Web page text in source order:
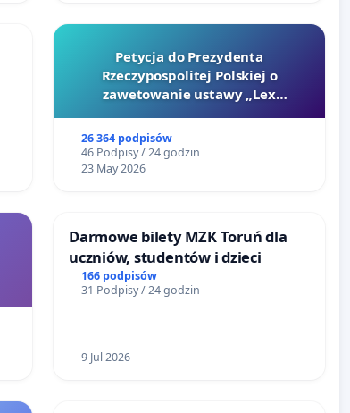
Petycja do Prezydenta
Rzeczypospolitej Polskiej o
zawetowanie ustawy „Lex
26 364 podpisów
46 Podpisy / 24 godzin
23 May 2026
Darmowe bilety MZK Toruń dla
uczniów, studentów i dzieci
166 podpisów
31 Podpisy / 24 godzin
9 Jul 2026